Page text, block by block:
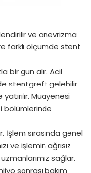
ve anevrizma
farklı ölçümde stent
bir gün alır. Acil
stentgreft gelebilir.
Muayenesi
bölümlerinde
İşlem sırasında genel
ve işlemin ağrısız
sağlar.
sonrası bakım